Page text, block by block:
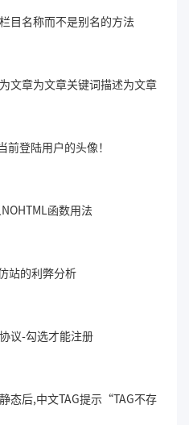
目名称而不是别名的方法
文章为文章关键词描述为文章
登陆用户的头像！
函数用法
站的利弊分析
议-勾选才能注册
态后,中文TAG提示“TAG不存